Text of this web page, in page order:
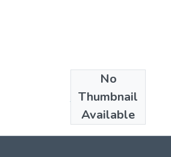
No
Thumbnail
Available
Collections
Том 12